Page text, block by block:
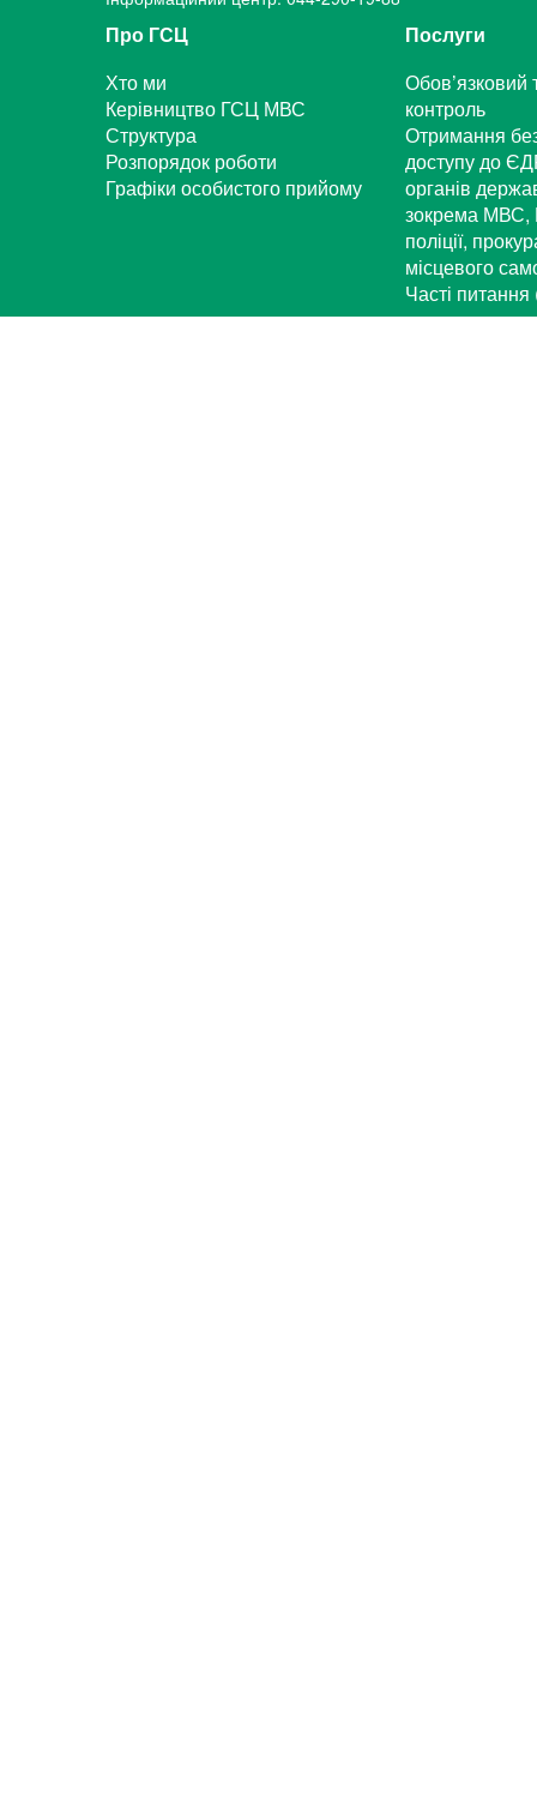
Про ГСЦ
Хто ми
Керівництво ГСЦ МВС
Структура
Розпорядок роботи
Графіки особистого прийому
Послуги
Обов’язковий
контроль
Отримання
доступу до
органів
зокрема МВС,
поліції,
місцевого
Часті питання